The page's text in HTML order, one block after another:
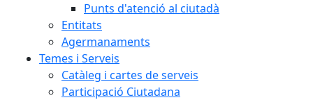
Punts d'atenció al ciutadà
Entitats
Agermanaments
Temes i Serveis
Catàleg i cartes de serveis
Participació Ciutadana